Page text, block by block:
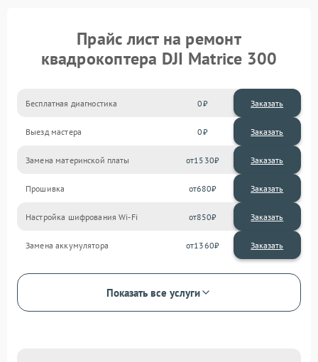
Прайс лист на ремонт
квадрокоптера DJI Matrice 300
Бесплатная диагностика 0 Заказать
Выезд мастера 0 Заказать
Замена материнской платы 1530
Прошивка 680
Настройка шифрования Wi-Fi 850
Замена аккумулятора 1360
Показать все услуги